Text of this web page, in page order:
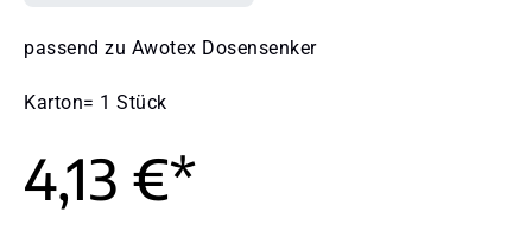
passend zu Awotex Dosensenker
Karton= 1 Stück
4,13 €*